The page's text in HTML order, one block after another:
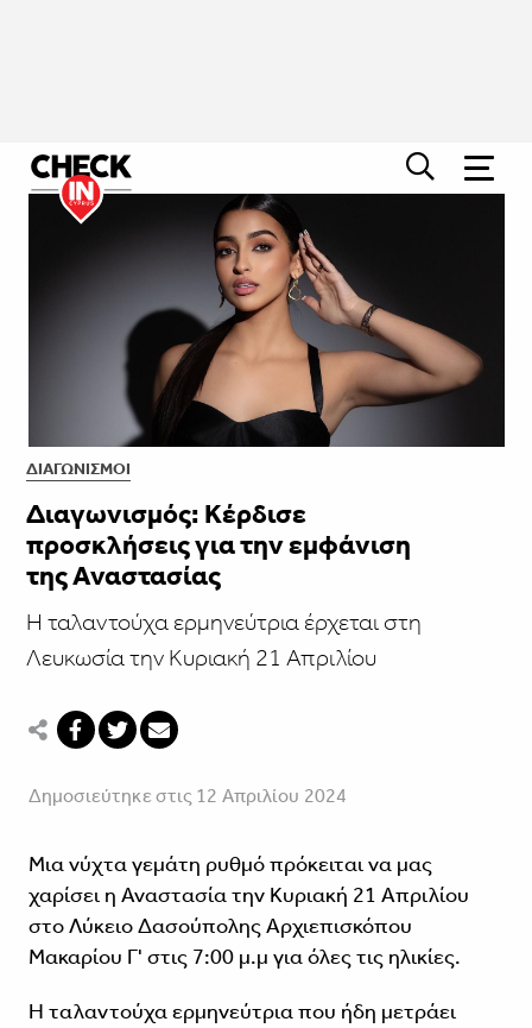
ΔΙΑΓΩΝΙΣΜΟΊ
Διαγωνισμός: Κέρδισε
προσκλήσεις για την εμφάνιση
της Αναστασίας
Η ταλαντούχα ερμηνεύτρια έρχεται στη
Λευκωσία την Κυριακή 21 Απριλίου
Δημοσιεύτηκε στις 12 Απριλίου 2024
Μια νύχτα γεμάτη ρυθμό πρόκειται να μας
χαρίσει η Αναστασία την Κυριακή 21 Απριλίου
στο Λύκειο Δασούπολης Αρχιεπισκόπου
Μακαρίου Γ' στις 7:00 μ.μ για όλες τις ηλικίες.
Η ταλαντούχα ερμηνεύτρια που ήδη μετράει